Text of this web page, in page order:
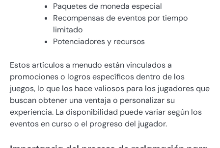
Paquetes de moneda especial
Recompensas de eventos por tiempo
limitado
Potenciadores y recursos
Estos artículos a menudo están vinculados a
promociones o logros específicos dentro de los
juegos, lo que los hace valiosos para los jugadores que
buscan obtener una ventaja o personalizar su
experiencia. La disponibilidad puede variar según los
eventos en curso o el progreso del jugador.